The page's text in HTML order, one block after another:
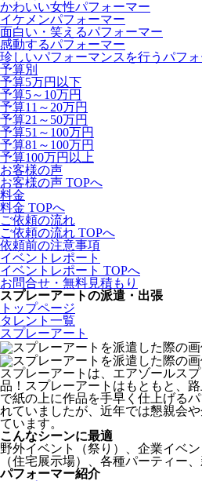
かわいい女性パフォーマー
イケメンパフォーマー
面白い・笑えるパフォーマー
感動するパフォーマー
珍しいパフォーマンスを行うパフ
予算別
予算5万円以下
予算5～10万円
予算11～20万円
予算21～50万円
予算51～100万円
予算81～100万円
予算100万円以上
お客様の声
お客様の声 TOPへ
料金
料金 TOPへ
ご依頼の流れ
ご依頼の流れ TOPへ
依頼前の注意事項
イベントレポート
イベントレポート TOPへ
お問合せ・無料見積もり
スプレーアートの派遣・出張
トップページ
タレント一覧
スプレーアート
スプレーアートは、エアゾールス
品！スプレーアートはもともと、
で紙の上に作品を手早く仕上げる
れていましたが、近年では懇親会
ています。
こんなシーンに最適
野外イベント（祭り）、企業イベ
（住宅展示場）、各種パーティー
パフォーマー紹介